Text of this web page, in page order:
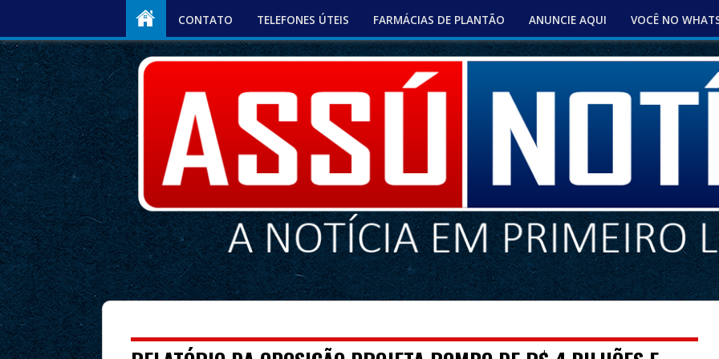
CONTATO TELEFONES ÚTEIS FARMÁCIAS DE PLANTÃO ANUNCIE AQUI VOCÊ NO